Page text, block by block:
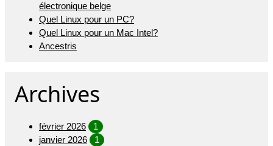
électronique belge
Quel Linux pour un PC?
Quel Linux pour un Mac Intel?
Ancestris
Archives
février 2026
1
janvier 2026
1